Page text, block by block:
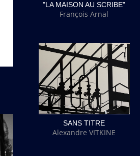
"LA MAISON AU SCRIBE"
François Arnal
SANS TITRE
Alexandre VITKINE